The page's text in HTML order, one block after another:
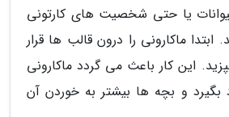
یا حتی شخصیت های کارتونی
ماکارونی را درون قالب ها قرار
این کار باعث می گردد ماکارونی
و بچه ها بیشتر به خوردن آن